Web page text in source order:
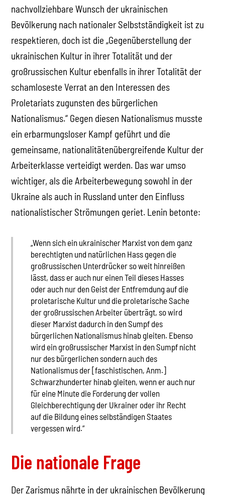
nachvollziehbare Wunsch der ukrainischen
Bevölkerung nach nationaler Selbstständigkeit ist zu
respektieren, doch ist die „Gegenüberstellung der
ukrainischen Kultur in ihrer Totalität und der
großrussischen Kultur ebenfalls in ihrer Totalität der
schamloseste Verrat an den Interessen des
Proletariats zugunsten des bürgerlichen
Nationalismus.“ Gegen diesen Nationalismus musste
ein erbarmungsloser Kampf geführt und die
gemeinsame, nationalitätenübergreifende Kultur der
Arbeiterklasse verteidigt werden. Das war umso
wichtiger, als die Arbeiterbewegung sowohl in der
Ukraine als auch in Russland unter den Einfluss
nationalistischer Strömungen geriet. Lenin betonte:
„Wenn sich ein ukrainischer Marxist von dem ganz
berechtigten und natürlichen Hass gegen die
großrussischen Unterdrücker so weit hinreißen
lässt, dass er auch nur einen Teil dieses Hasses
oder auch nur den Geist der Entfremdung auf die
proletarische Kultur und die proletarische Sache
der großrussischen Arbeiter überträgt, so wird
dieser Marxist dadurch in den Sumpf des
bürgerlichen Nationalismus hinab gleiten. Ebenso
wird ein großrussischer Marxist in den Sumpf nicht
nur des bürgerlichen sondern auch des
Nationalismus der [faschistischen, Anm.]
Schwarzhunderter hinab gleiten, wenn er auch nur
für eine Minute die Forderung der vollen
Gleichberechtigung der Ukrainer oder ihr Recht
auf die Bildung eines selbständigen Staates
vergessen wird.“
Die nationale Frage
Der Zarismus nährte in der ukrainischen Bevölkerung